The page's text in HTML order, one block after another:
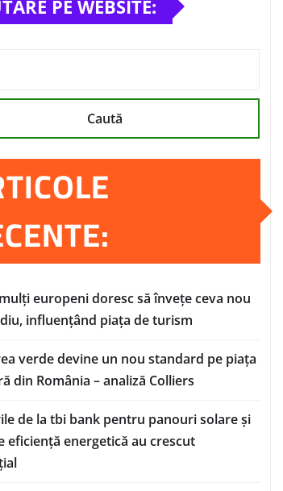
PE WEBSITE:
Caută
europeni doresc să învețe ceva nou
influențând piața de turism
verde devine un nou standard pe piața
din România – analiză Colliers
de la tbi bank pentru panouri solare și
eficiență energetică au crescut